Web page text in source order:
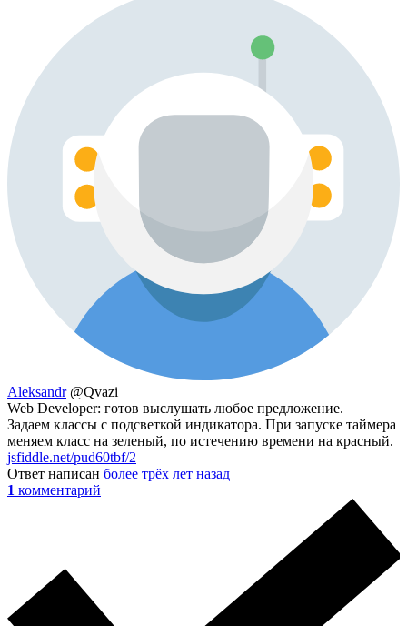
Aleksandr @Qvazi
Web Developer: готов выслушать любое предложение.
Задаем классы с подсветкой индикатора. При запуске таймера
меняем класс на зеленый, по истечению времени на красный.
jsfiddle.net/pud60tbf/2
Ответ написан более трёх лет назад
1 комментарий